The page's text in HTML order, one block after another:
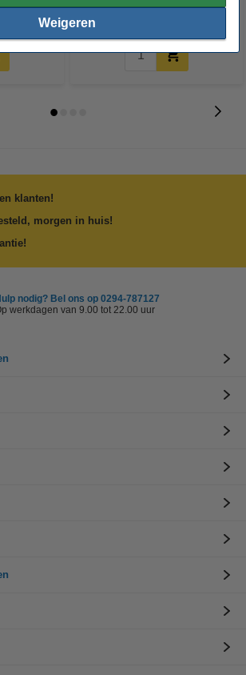
Weigeren
BTW € 2,50 € 2,25 Incl. 21% BTW
klanten!
morgen in huis!
nodig? Bel ons op 0294-787127
werkdagen van 9.00 tot 22.00 uur